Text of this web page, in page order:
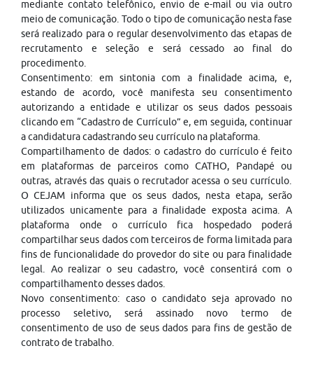
mediante contato telefônico, envio de e-mail ou via outro
meio de comunicação. Todo o tipo de comunicação nesta fase
será realizado para o regular desenvolvimento das etapas de
recrutamento e seleção e será cessado ao final do
procedimento.
Consentimento: em sintonia com a finalidade acima, e,
estando de acordo, você manifesta seu consentimento
autorizando a entidade e utilizar os seus dados pessoais
clicando em “Cadastro de Currículo” e, em seguida, continuar
a candidatura cadastrando seu currículo na plataforma.
Compartilhamento de dados: o cadastro do currículo é feito
em plataformas de parceiros como CATHO, Pandapé ou
outras, através das quais o recrutador acessa o seu currículo.
O CEJAM informa que os seus dados, nesta etapa, serão
utilizados unicamente para a finalidade exposta acima. A
plataforma onde o currículo fica hospedado poderá
compartilhar seus dados com terceiros de forma limitada para
fins de funcionalidade do provedor do site ou para finalidade
legal. Ao realizar o seu cadastro, você consentirá com o
compartilhamento desses dados.
Novo consentimento: caso o candidato seja aprovado no
processo seletivo, será assinado novo termo de
consentimento de uso de seus dados para fins de gestão de
contrato de trabalho.